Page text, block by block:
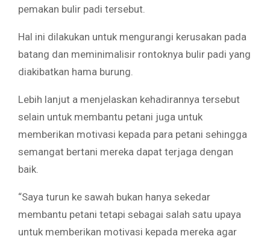
pemakan bulir padi tersebut.
Hal ini dilakukan untuk mengurangi kerusakan pada
batang dan meminimalisir rontoknya bulir padi yang
diakibatkan hama burung.
Lebih lanjut a menjelaskan kehadirannya tersebut
selain untuk membantu petani juga untuk
memberikan motivasi kepada para petani sehingga
semangat bertani mereka dapat terjaga dengan
baik.
“Saya turun ke sawah bukan hanya sekedar
membantu petani tetapi sebagai salah satu upaya
untuk memberikan motivasi kepada mereka agar